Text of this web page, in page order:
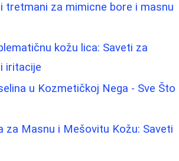
tretmani za mimicne bore i masnu
kožu lica: Saveti za
iritacije
u Kozmetičkoj Nega - Sve Što
za Masnu i Mešovitu Kožu: Saveti